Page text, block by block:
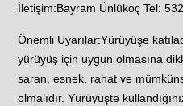
İletişim:Bayram Ünlükoç Tel:
Önemli Uyarılar:Yürüyüşe
yürüyüş için uygun olmasına
saran, esnek, rahat ve
olmalıdır. Yürüyüşte